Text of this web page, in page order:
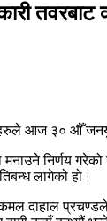
तवरबाट
आज ३० औँ
मनाउने निर्णय
लागेको हो।
दाहाल